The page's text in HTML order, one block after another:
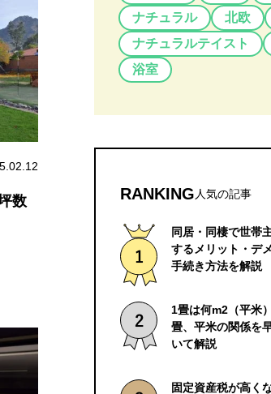
数
ナチュラル
北欧
ナチュラルテイスト
浴室
RANKING 人気の記事
同居・同棲で世帯
するメリット・デ
手続き方法を解説
1畳は何m2（平米
畳、平米の関係を
いて解説
固定資産税が高く